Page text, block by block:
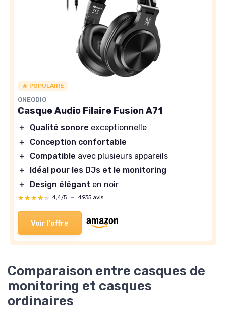
🔥 POPULAIRE
ONEODIO
Casque Audio Filaire Fusion A71
＋ Qualité sonore exceptionnelle
＋
Conception confortable
＋
Compatible avec plusieurs appareils
＋
Idéal pour les DJs et le monitoring
＋
Design élégant en noir
★★★★★
★★★★★ 4,4/5 — 4935 avis
Voir l'offre
Comparaison entre casques de
monitoring et casques
ordinaires